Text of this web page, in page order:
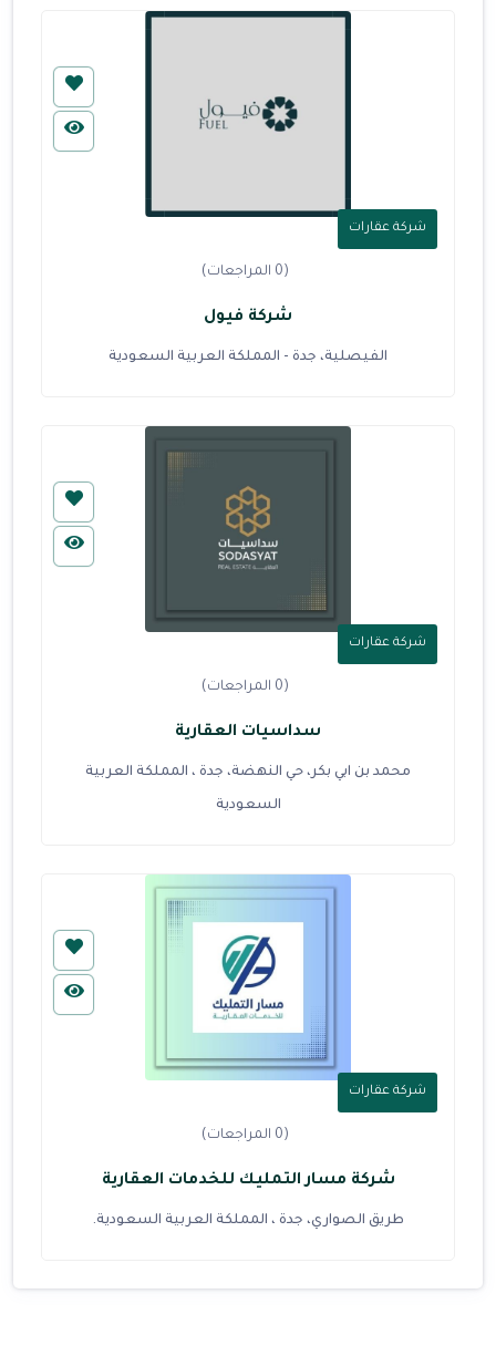
شركة عقارات
(0 المراجعات)
شركة فيول
الفيصلية، جدة - المملكة العربية السعودية
شركة عقارات
(0 المراجعات)
سداسيات العقارية
محمد بن ابي بكر، حي النهضة، جدة ، المملكة العربية
السعودية
شركة عقارات
(0 المراجعات)
شركة مسار التمليك للخدمات العقارية
طريق الصواري، جدة ، المملكة العربية السعودية.